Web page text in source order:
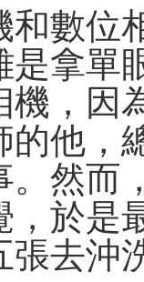
和數位
拿單
機，因
他，
然而
，於是
張去沖